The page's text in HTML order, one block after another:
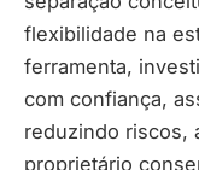
flexibilidade na
ferramenta,
com confiança,
reduzindo riscos,
proprietário